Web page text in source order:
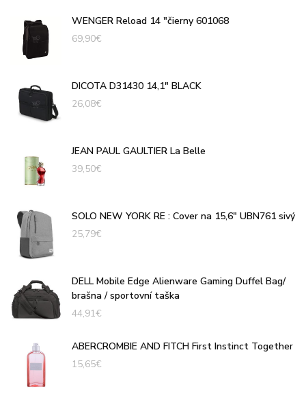
WENGER Reload 14 "čierny 601068
69,90€
DICOTA D31430 14,1" BLACK
26,08€
JEAN PAUL GAULTIER La Belle
39,50€
SOLO NEW YORK RE : Cover na 15,6" UBN761 sivý
25,79€
DELL Mobile Edge Alienware Gaming Duffel Bag/
brašna / sportovní taška
44,91€
ABERCROMBIE AND FITCH First Instinct Together
15,65€